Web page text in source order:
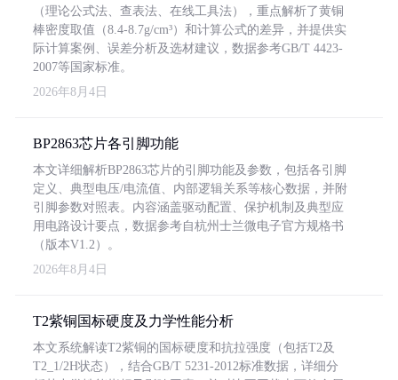
（理论公式法、查表法、在线工具法），重点解析了黄铜
棒密度取值（8.4-8.7g/cm³）和计算公式的差异，并提供实
际计算案例、误差分析及选材建议，数据参考GB/T 4423-
2007等国家标准。
2026年8月4日
BP2863芯片各引脚功能
本文详细解析BP2863芯片的引脚功能及参数，包括各引脚
定义、典型电压/电流值、内部逻辑关系等核心数据，并附
引脚参数对照表。内容涵盖驱动配置、保护机制及典型应
用电路设计要点，数据参考自杭州士兰微电子官方规格书
（版本V1.2）。
2026年8月4日
T2紫铜国标硬度及力学性能分析
本文系统解读T2紫铜的国标硬度和抗拉强度（包括T2及
T2_1/2H状态），结合GB/T 5231-2012标准数据，详细分